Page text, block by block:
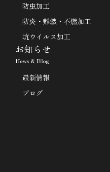
防虫加工
防炎・難燃・不燃加工
坑ウイルス加工
お知らせ
News & Blog
最新情報
ブログ